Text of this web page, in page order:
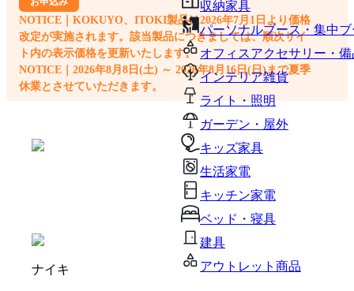
収納家具
パーソナルブース・集中
オフィスアクセサリー・備
インテリア雑貨
ライト・照明
ガーデン・屋外
キッズ家具
生活家電
キッチン家電
ベッド・寝具
建具
アウトレット商品
NOTICE｜KOKUYO、ITOKI製品は2026年7月1日より価格
改定が実施されます。該当製品につきましては、順次サイ
ト内の表示価格を更新いたします。
NOTICE｜2026年8月8日(土) ～ 2026年8月16日(日)まで夏季
休業とさせていただきます。
ナイキ